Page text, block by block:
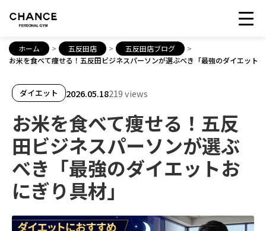
ホーム > 五反田店 > 五反田店ブログ
>
お米を食べて痩せる！五反田ビジネスパーソンが選ぶべき「最強のダイエット
ダイエット 2026.05.18219 views
お米を食べて痩せる！五反
田ビジネスパーソンが選ぶ
べき「最強のダイエットお
にぎり具材」